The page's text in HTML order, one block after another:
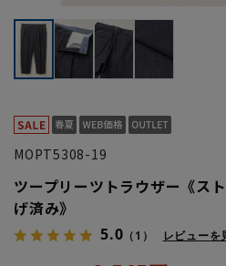
MOPT5308-19
ツープリーツトラウザー《ス
げ済み》
5.0 （1） レビューを